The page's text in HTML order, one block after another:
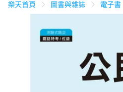
天天免運 美食蛋糕
3C家電
樂天首頁 圖書與雜誌 電子書